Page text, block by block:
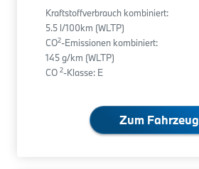
Kraftstoffverbrauch kombiniert:
5.5 l/100km (WLTP)
CO2-Emissionen kombiniert:
145 g/km (WLTP)
CO 2-Klasse: E
Zum Fahrzeug